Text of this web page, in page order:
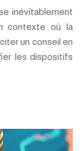
inévitablement
contexte où la
un conseil en
les dispositifs